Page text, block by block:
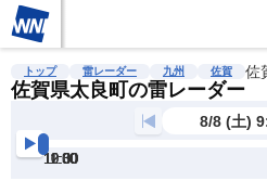
雨雲レーダー 台風情報 地震情報
トップ 雷レーダー 九州 佐賀 佐
佐賀県太良町の雷レーダー
8/8 (土)
10:00
10:30
11:00
11:30
12:00
12:30